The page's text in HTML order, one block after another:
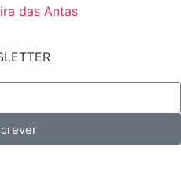
das Antas